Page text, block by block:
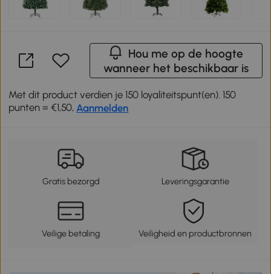
Hou me op de hoogte
wanneer het beschikbaar is
Met dit product verdien je 150 loyaliteitspunt(en). 150
punten = €1,50, Aanmelden
Gratis bezorgd Leveringsgarantie
Veilige betaling Veiligheid en productbronnen